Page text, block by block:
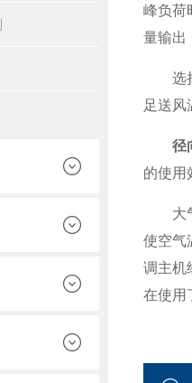
峰负荷
量输出
选择
足送风
径
的使用
大气
使空气
调主机
在使用